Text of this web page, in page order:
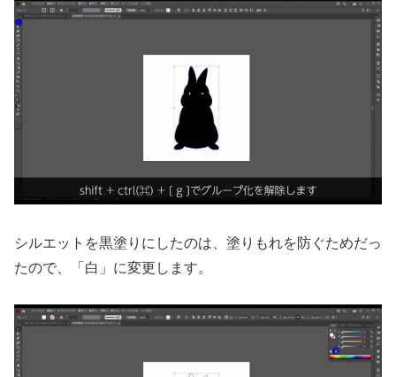
シルエットを黒塗りにしたのは、塗りもれを防ぐためだっ
たので、「白」に変更します。